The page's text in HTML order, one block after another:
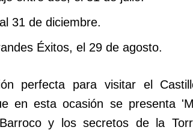
31 de diciembre.
Éxitos, el 29 de agosto.
perfecta para visitar el
en esta ocasión se presenta
y los secretos de la